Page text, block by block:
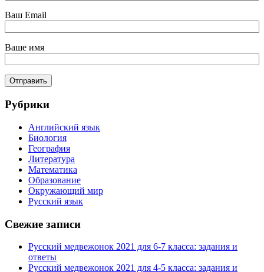
Ваш Email
Ваше имя
Рубрики
Английский язык
Биология
География
Литература
Математика
Образование
Окружающий мир
Русский язык
Свежие записи
Русский медвежонок 2021 для 6-7 класса: задания и
ответы
Русский медвежонок 2021 для 4-5 класса: задания и